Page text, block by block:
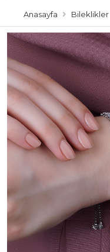
Anasayfa Bileklikler